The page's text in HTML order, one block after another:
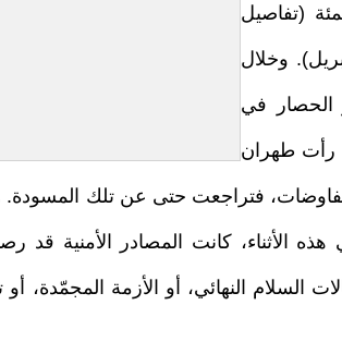
وأن مسودة الاتفاق اكتمل منها 80 بالمئة (تفاصيل
مسودة الاتفاق الأمريكي-الإيراني، 21 أبريل). وخلال
الحصار في
رأت طهران
فتراجعت حتى عن تلك المسودة.
الأثناء، كانت المصادر الأمنية قد
السلام النهائي، أو الأزمة المجمّدة،